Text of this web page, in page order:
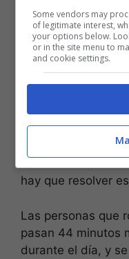
(Foto: Canva)
Las personas han
virtud del estudio,
vital para afrontar
importante que
perjudican a sí
hay que resolver
Las personas que
pasan 44 minutos
durante el día, y
Some vendors may
of legitimate interest,
your options below.
or in the site menu to
and cookie settings.